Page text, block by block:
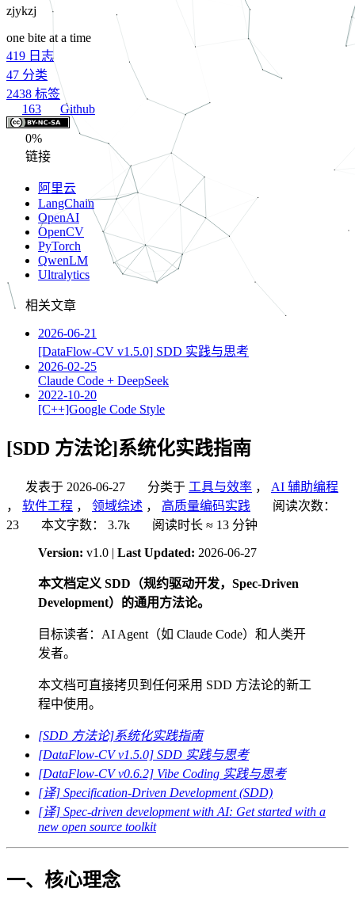
zjykzj
one bite at a time
419 日志
47 分类
2438 标签
163
Github
0%
链接
阿里云
LangChain
OpenAI
OpenCV
PyTorch
QwenLM
Ultralytics
相关文章
2026-06-21
[DataFlow-CV v1.5.0] SDD 实践与思考
2026-02-25
Claude Code + DeepSeek
2022-10-20
[C++]Google Code Style
[SDD 方法论]系统化实践指南
发表于 2026-06-27 分类于 工具与效率 ， AI 辅助编程
， 软件工程 ， 领域综述 ， 高质量编码实践
阅读次数：
23
本文字数： 3.7k 阅读时长 ≈ 13 分钟
Version: v1.0 | Last Updated: 2026-06-27
本文档定义 SDD（规约驱动开发，Spec-Driven
Development）的通用方法论。
目标读者：AI Agent（如 Claude Code）和人类开
发者。
本文档可直接拷贝到任何采用 SDD 方法论的新工
程中使用。
[SDD 方法论]系统化实践指南
[DataFlow-CV v1.5.0] SDD 实践与思考
[DataFlow-CV v0.6.2] Vibe Coding 实践与思考
[译] Specification-Driven Development (SDD)
[译] Spec-driven development with AI: Get started with a
new open source toolkit
一、核心理念